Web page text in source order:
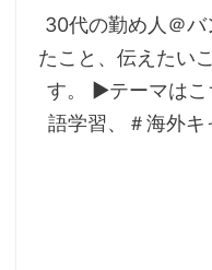
30代の勤め人＠
たこと、伝えたい
す。 ▶テーマはこ
語学習、＃海外キ